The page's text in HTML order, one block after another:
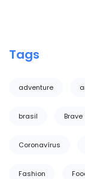
Tags
adventure
brasil Brave
Coronavírus
Fashion